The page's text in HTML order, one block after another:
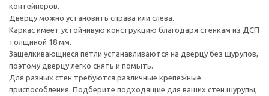
контейнеров.
Дверцу можно установить справа или слева.
Каркас имеет устойчивую конструкцию благодаря стенкам из ДСП
толщиной 18 мм.
Защелкивающиеся петли устанавливаются на дверцу без шурупов,
поэтому дверцу легко снять и помыть.
Для разных стен требуются различные крепежные
приспособления. Подберите подходящие для ваших стен шурупы,